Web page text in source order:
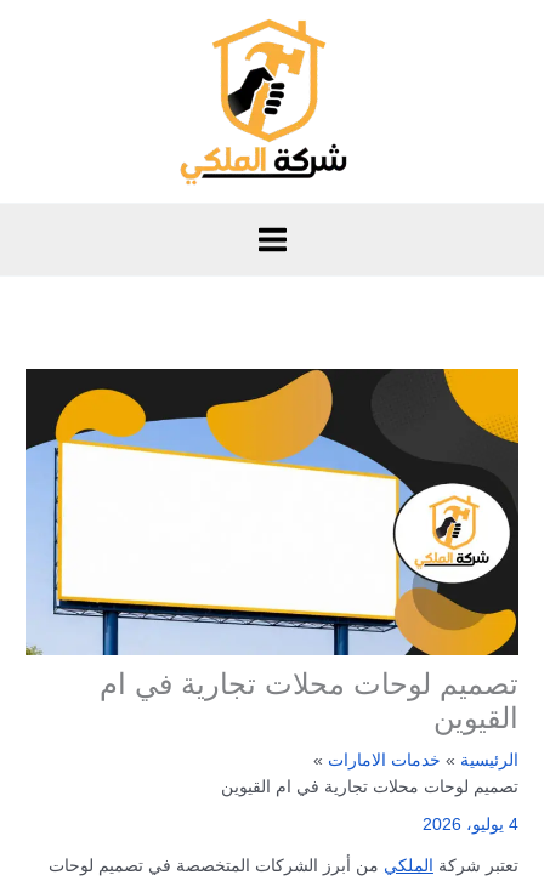
تصميم لوحات محلات تجارية في ام
القيوين
الرئيسية
خدمات الامارات
تصميم لوحات محلات تجارية في ام القيوين
4 يوليو، 2026
تعتبر شركة الملكي من أبرز الشركات المتخصصة في تصميم لوحات